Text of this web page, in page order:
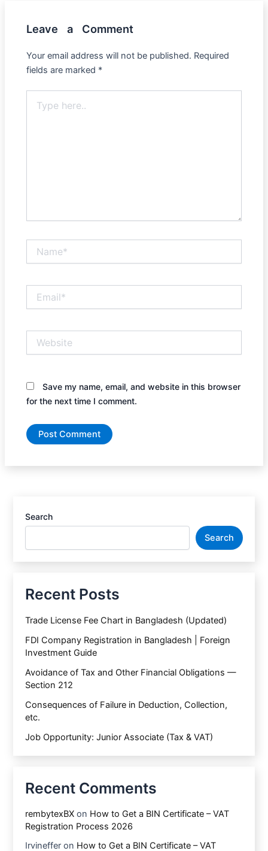
Leave a Comment
Your email address will not be published. Required
fields are marked *
here..
Save my name, email, and website in this browser
for the next time I comment.
Search
Search
Recent Posts
Trade License Fee Chart in Bangladesh (Updated)
FDI Company Registration in Bangladesh | Foreign
Investment Guide
Avoidance of Tax and Other Financial Obligations —
Section 212
Consequences of Failure in Deduction, Collection,
etc.
Job Opportunity: Junior Associate (Tax & VAT)
Recent Comments
rembytexBX on How to Get a BIN Certificate – VAT
Registration Process 2026
Irvineffer on How to Get a BIN Certificate – VAT